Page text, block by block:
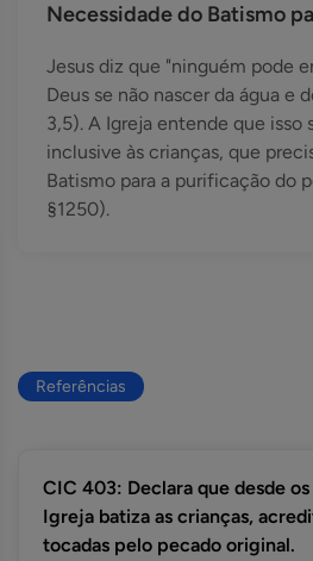
Necessidade do Batismo
Jesus diz que "ninguém pode
Deus se não nascer da água e
3,5). A Igreja entende que isso
inclusive às crianças, que
Batismo para a purificação do
§1250).
Referências
CIC 403: Declara que desde
Igreja batiza as crianças,
tocadas pelo pecado original.